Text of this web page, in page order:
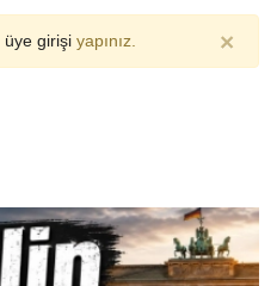
üye girişi yapınız. ×